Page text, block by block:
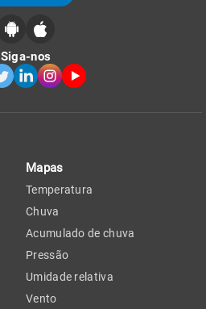
Siga-nos
Mapas
Temperatura
Chuva
Acumulado de chuva
Pressão
Umidade relativa
Vento